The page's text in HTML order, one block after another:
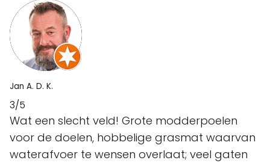
Jan A. D. K.
3/5
Wat een slecht veld! Grote modderpoelen
voor de doelen, hobbelige grasmat waarvan
waterafvoer te wensen overlaat; veel gaten